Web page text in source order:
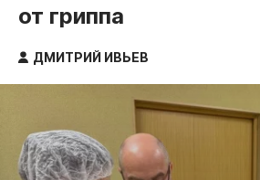
Статьи
Народные новости
Авто и транспорт
Благоустройство
Криминал
Культура
от гриппа
ДМИТРИЙ ИВЬЕВ